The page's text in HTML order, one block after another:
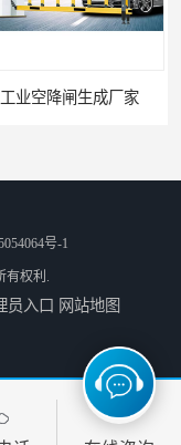
业空降闸生成厂家
洱大型闸门厂家
号-1
有权利.
员入口 网站地图